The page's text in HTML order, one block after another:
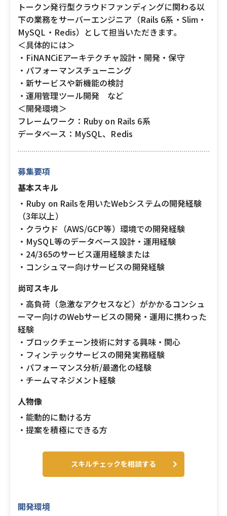
トークン発行型クラウドファンディングに関わる以
下の業務をサーバーエンジニア（Rails 6系・Slim・
MySQL・Redis）として担当いただきます。
＜具体的には＞
・FiNANCiEアーキテクチャ設計・開発・保守
・パフォーマンスチューニング
・新サービスや新機能の検討
・運用管理ツール開発 など
＜開発環境＞
フレームワーク：Ruby on Rails 6系
データベース：MySQL、Redis
募集要項
基本スキル
・Ruby on Railsを用いたWebシステムの開発経験
（3年以上）
・クラウド（AWS/GCP等）環境での開発経験
・MySQL等のデータベース設計・運用経験
・24/365のサービス運用経験または
・コンシュマー向けサービスの開発経験
尚可スキル
・高負荷（急激なアクセスなど）がかかるコンシュ
ーマー向けのWebサービスの開発・運用に携わった
経験
・ブロックチェーン技術に対する興味・関心
・フィンテックサービスの開発実務経験
・パフォーマンス分析/最適化の経験
・チームマネジメント経験
人物像
・能動的に動ける方
・提案を積極にできる方
スキルチェックを相談する
開発環境